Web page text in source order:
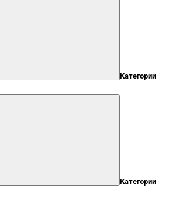
Категории
Категории